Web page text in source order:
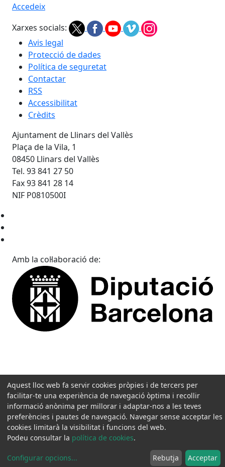
Accedeix
Xarxes socials:
Avis legal
Protecció de dades
Política de seguretat
Contactar
RSS
Accessibilitat
Crèdits
Ajuntament de Llinars del Vallès
Plaça de la Vila, 1
08450 Llinars del Vallès
Tel. 93 841 27 50
Fax 93 841 28 14
NIF P0810500I
Amb la col·laboració de:
Aquest lloc web fa servir cookies pròpies i de tercers per
facilitar-te una experiència de navegació òptima i recollir
informació anònima per millorar i adaptar-nos a les teves
preferències i pautes de navegació. Navegar sense acceptar les
cookies limitarà la visibilitat i funcions del web.
Podeu consultar la política de cookies.
Configurar opcions... Rebutja Acceptar